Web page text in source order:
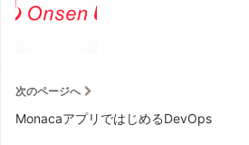
次のページへ
MonacaアプリではじめるDevOps